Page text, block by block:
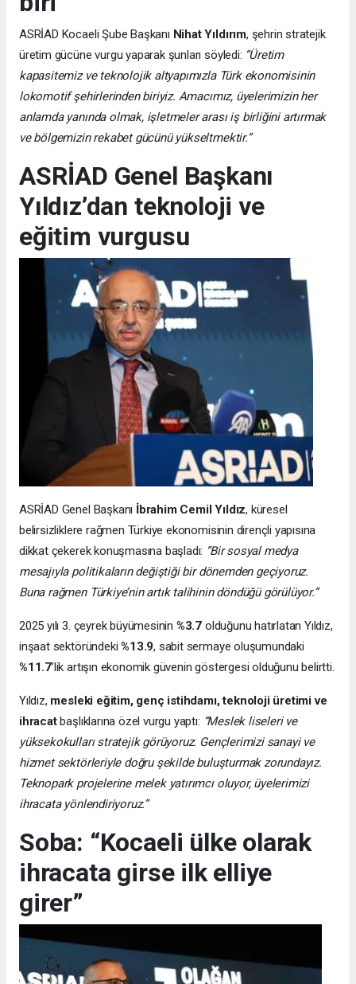
ASRİAD Kocaeli Şube Başkanı Nihat Yıldırım, şehrin stratejik
üretim gücüne vurgu yaparak şunları söyledi: “Üretim
kapasitemiz ve teknolojik altyapımızla Türk ekonomisinin
lokomotif şehirlerinden biriyiz. Amacımız, üyelerimizin her
anlamda yanında olmak, işletmeler arası iş birliğini artırmak
ve bölgemizin rekabet gücünü yükseltmektir.”
ASRİAD Genel Başkanı
Yıldız’dan teknoloji ve
eğitim vurgusu
ASRİAD Genel Başkanı İbrahim Cemil Yıldız, küresel
belirsizliklere rağmen Türkiye ekonomisinin dirençli yapısına
dikkat çekerek konuşmasına başladı: “Bir sosyal medya
mesajıyla politikaların değiştiği bir dönemden geçiyoruz.
Buna rağmen Türkiye’nin artık talihinin döndüğü görülüyor.”
2025 yılı 3. çeyrek büyümesinin %3.7 olduğunu hatırlatan Yıldız,
inşaat sektöründeki%13.9, sabit sermaye oluşumundaki
%11.7’lik artışın ekonomik güvenin göstergesi olduğunu belirtti.
Yıldız, mesleki eğitim, genç istihdamı, teknoloji üretimi ve
ihracatbaşlıklarına özel vurgu yaptı: “Meslek liseleri ve
yüksekokulları stratejik görüyoruz. Gençlerimizi sanayi ve
hizmet sektörleriyle doğru şekilde buluşturmak zorundayız.
Teknopark projelerine melek yatırımcı oluyor, üyelerimizi
ihracata yönlendiriyoruz.”
Soba: “Kocaeli ülke olarak
ihracata girse ilk elliye
girer”